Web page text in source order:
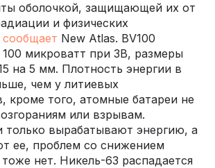
оболочкой, защищающей их от
и физических
сообщает New Atlas. BV100
микроватт при 3В, размеры
на 5 мм. Плотность энергии в
чем у литиевых
кроме того, атомные батареи не
или взрывам.
только вырабатывают энергию, а
ее, проблем со снижением
нет. Никель-63 распадается